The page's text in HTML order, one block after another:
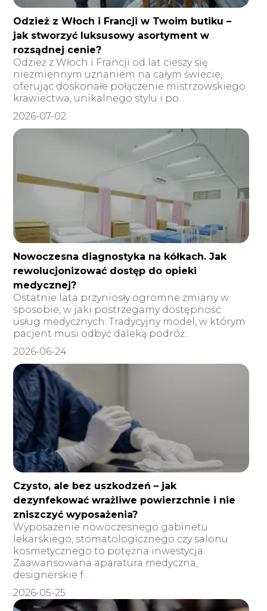
Odzież z Włoch i Francji w Twoim butiku –
jak stworzyć luksusowy asortyment w
rozsądnej cenie?
Odzież z Włoch i Francji od lat cieszy się
niezmiennym uznaniem na całym świecie,
oferując doskonałe połączenie mistrzowskiego
krawiectwa, unikalnego stylu i po...
2026-07-02
Nowoczesna diagnostyka na kółkach. Jak
rewolucjonizować dostęp do opieki
medycznej?
Ostatnie lata przyniosły ogromne zmiany w
sposobie, w jaki postrzegamy dostępność
usług medycznych. Tradycyjny model, w którym
pacjent musi odbyć daleką podróż...
2026-06-24
Czysto, ale bez uszkodzeń – jak
dezynfekować wrażliwe powierzchnie i nie
zniszczyć wyposażenia?
Wyposażenie nowoczesnego gabinetu
lekarskiego, stomatologicznego czy salonu
kosmetycznego to potężna inwestycja.
Zaawansowana aparatura medyczna,
designerskie f...
2026-05-25